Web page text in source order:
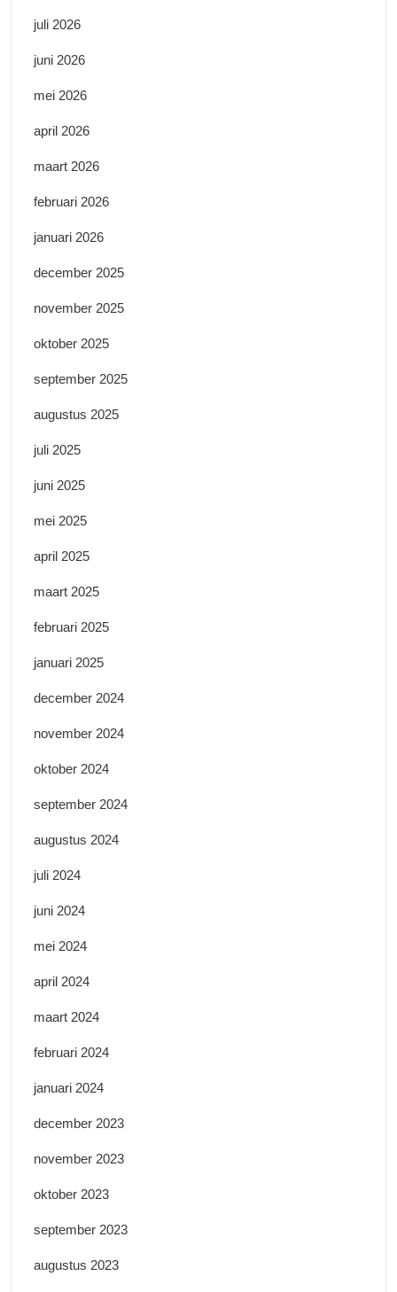
juli 2026
juni 2026
mei 2026
april 2026
maart 2026
februari 2026
januari 2026
december 2025
november 2025
oktober 2025
september 2025
augustus 2025
juli 2025
juni 2025
mei 2025
april 2025
maart 2025
februari 2025
januari 2025
december 2024
november 2024
oktober 2024
september 2024
augustus 2024
juli 2024
juni 2024
mei 2024
april 2024
maart 2024
februari 2024
januari 2024
december 2023
november 2023
oktober 2023
september 2023
augustus 2023